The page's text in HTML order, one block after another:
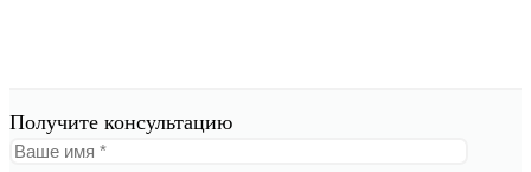
Получите консультацию